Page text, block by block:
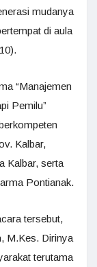
mudanya
di aula
“Manajemen
Pemilu”
Kalbar,
Kalbar, serta
Pontianak.
tersebut,
M.Kes. Dirinya
terutama